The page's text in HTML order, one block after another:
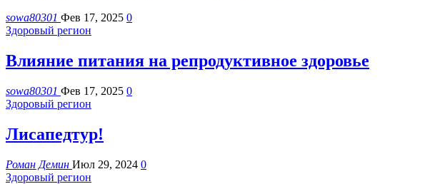
sowa80301 Фев 17, 2025 0
Здоровый регион
Влияние питания на репродуктивное здоровье
sowa80301 Фев 17, 2025 0
Здоровый регион
Лисапедтур!
Роман Демин Июл 29, 2024 0
Здоровый регион